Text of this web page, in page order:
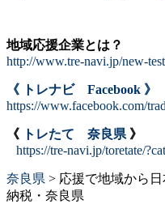
地域応援企業とは？
http://www.tre-navi.jp/new-
《 トレナビ Facebook 》
https://www.facebook.com/
《 トレたて 奈良県 》
https://tre-navi.jp/toretate/
奈良県 > 応援で地域から
納税・奈良県